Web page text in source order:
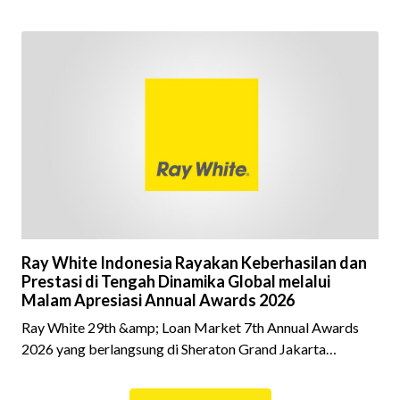
kepemilikan hunian maupun investasi properti. Namun
fokus pada harga atau lokasi tanpa memperhatikan
Ray White Indonesia Rayakan Keberhasilan dan
Prestasi di Tengah Dinamika Global melalui
Malam Apresiasi Annual Awards 2026
Ray White 29th &amp; Loan Market 7th Annual Awards
2026 yang berlangsung di Sheraton Grand Jakarta
istimewa bagi para pelaku industri properti dan keuangan.